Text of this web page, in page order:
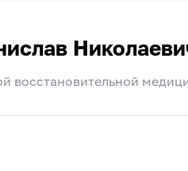
восстановительной